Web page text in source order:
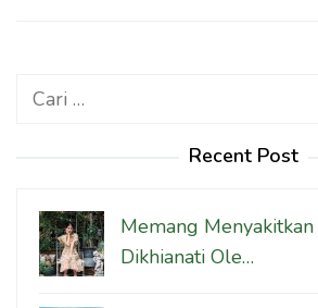
Cari
Recent Post
Memang
Dikhianati Ole…